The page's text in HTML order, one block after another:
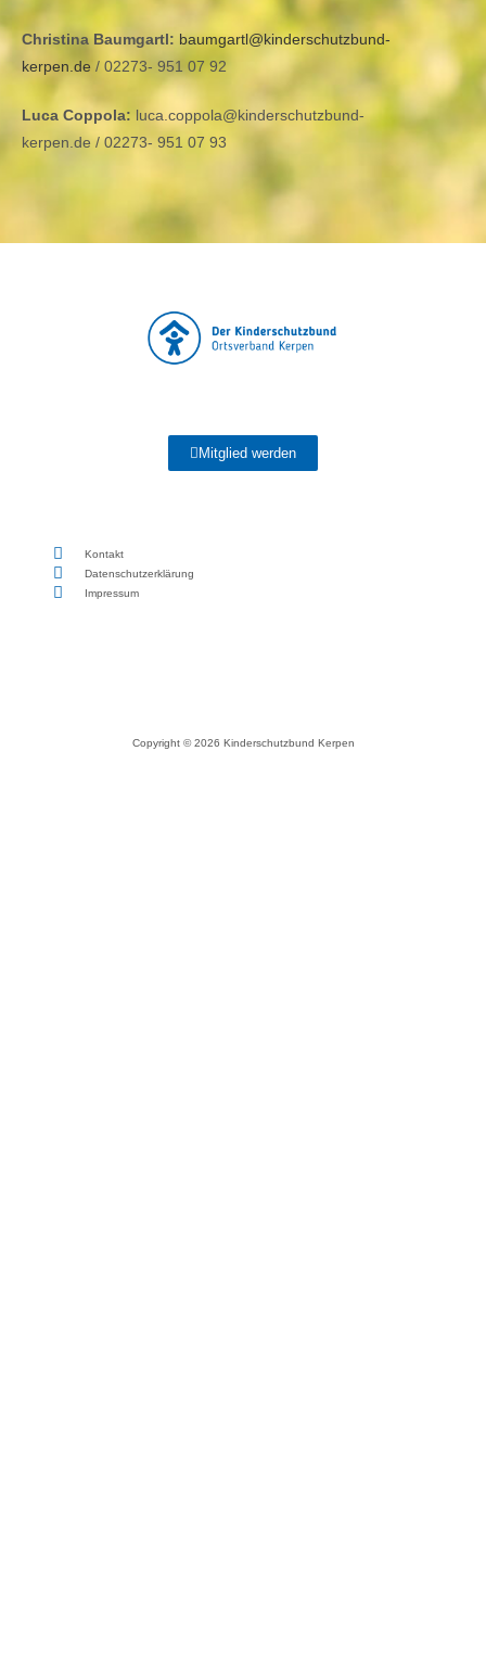
Christina Baumgartl: baumgartl@kinderschutzbund-
kerpen.de / 02273- 951 07 92
Luca Coppola: luca.coppola@kinderschutzbund-
kerpen.de / 02273- 951 07 93
Mitglied werden
Kontakt
Datenschutzerklärung
Impressum
Copyright © 2026 Kinderschutzbund Kerpen